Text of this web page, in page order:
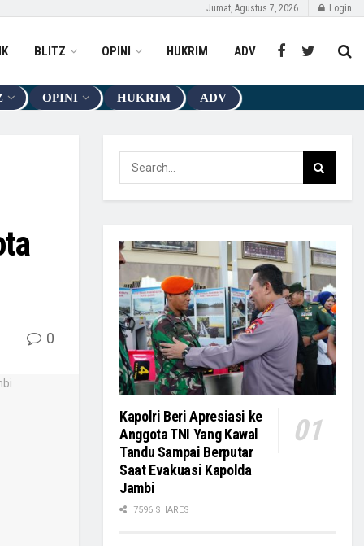
Jumat, Agustus 7, 2026 Login
BLITZ OPINI HUKRIM ADV
OPINI HUKRIM ADV
0
Kapolri Beri Apresiasi ke
Anggota TNI Yang Kawal
Tandu Sampai Berputar
Saat Evakuasi Kapolda
Jambi
7596 SHARES